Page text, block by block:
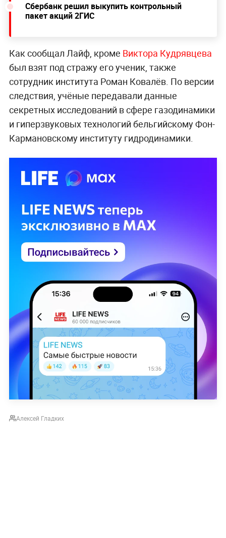
Сбербанк решил выкупить контрольный
пакет акций 2ГИС
Как сообщал Лайф, кроме Виктора Кудрявцева
был взят под стражу его ученик, также
сотрудник института Роман Ковалёв. По версии
следствия, учёные передавали данные
секретных исследований в сфере газодинамики
и гиперзвуковых технологий бельгийскому Фон-
Кармановскому институту гидродинамики.
Алексей Гладких